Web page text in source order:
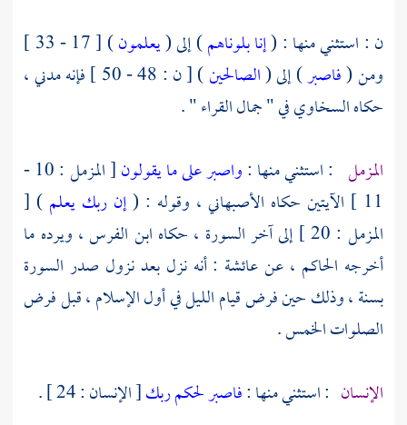
ن : استثني منها : (إنا بلوناهم) إلى (يعلمون
) [ 17 - 33 ]
ومن (فاصبر) إلى (الصالحين
) [ ن : 48 - 50 ] فإنه مدني ،
حكاهالسخاويفي " جمال القراء " .
المزمل : استثني منها :واصبر على ما يقولون
[ المزمل : 10 -
11 ] الآيتين حكاه
الأصبهاني ، وقوله : (إن ربك يعلم ) [
المزمل : 20 ] إلى آخر السورة ، حكاه
ابن الفرس ، ويرده ما
أخرجه الحاكم ، عنعائشة : أنه نزل بعد نزول صدر السورة
بسنة ، وذلك حين فرض قيام الليل في أول الإسلام ، قبل فرض
الصلوات الخمس .
الإنسان : استثني منها :فاصبر لحكم ربك[ الإنسان : 24 ] .